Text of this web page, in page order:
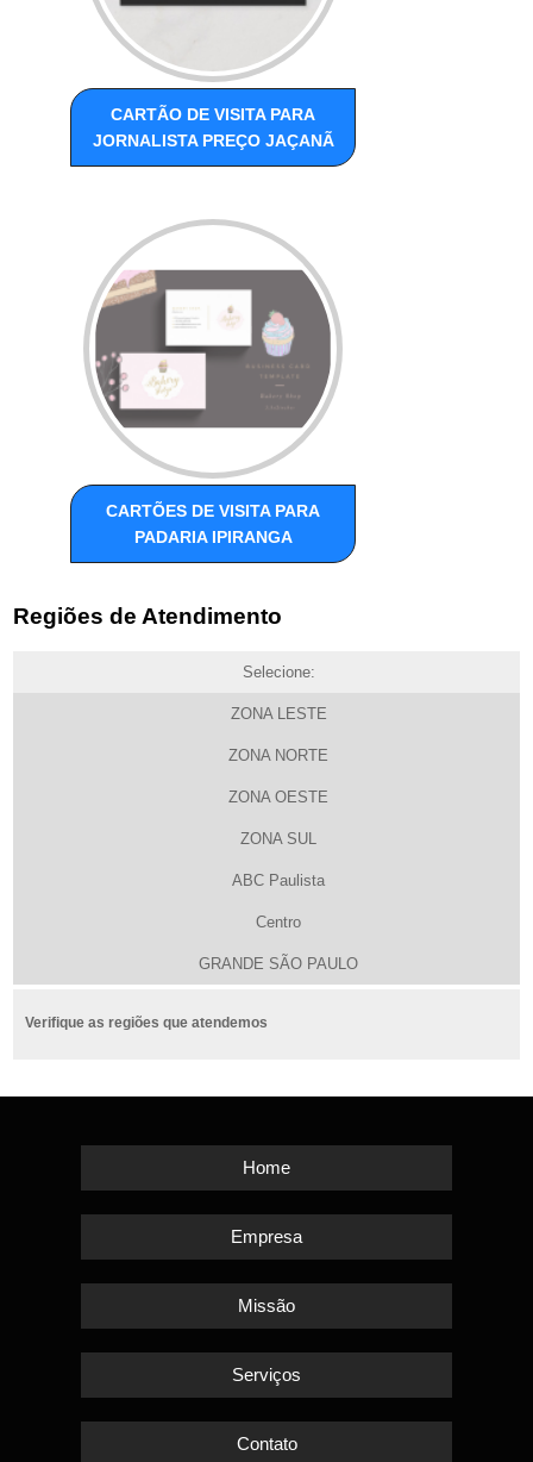
CARTÃO DE VISITA PARA
JORNALISTA PREÇO JAÇANÃ
CARTÕES DE VISITA PARA
PADARIA IPIRANGA
Regiões de Atendimento
Selecione:
ZONA LESTE
ZONA NORTE
ZONA OESTE
ZONA SUL
ABC Paulista
Centro
GRANDE SÃO PAULO
Verifique as regiões que atendemos
Home
Empresa
Missão
Serviços
Contato